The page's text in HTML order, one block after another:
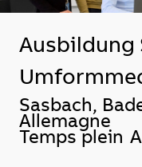
Ausbildung
Emplacement
Sasbach,
Allemagne
Temps plein